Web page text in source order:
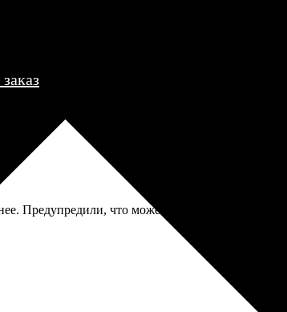
Предупредили, что может быть зернистость,